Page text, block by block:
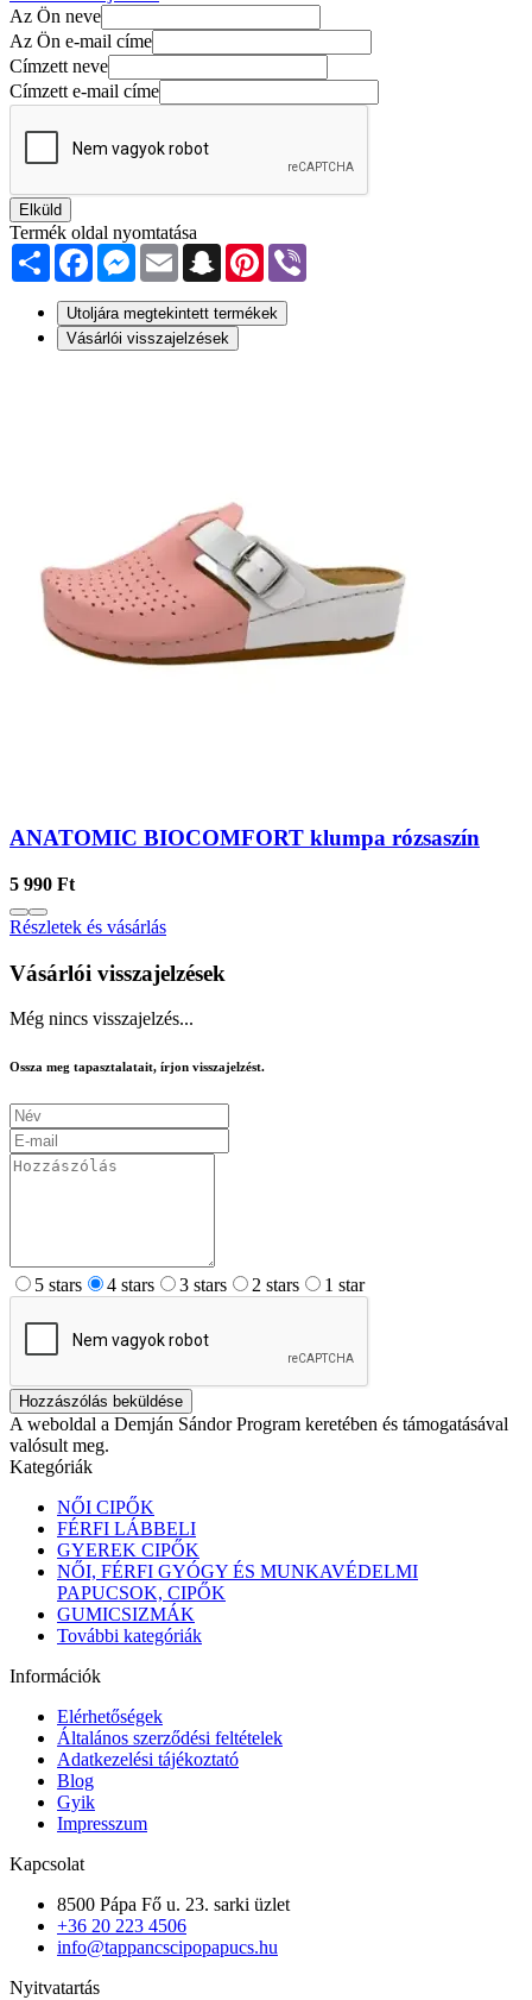
Az Ön neve
Az Ön e-mail címe
Címzett neve
Címzett e-mail címe
Elküld
Termék oldal nyomtatása
Share FacebookMessenger
Email SnapchatPinterest
Utoljára megtekintett termékek
Vásárlói visszajelzések
ANATOMIC BIOCOMFORT klumpa rózsaszín
5 990 Ft
Részletek és vásárlás
Vásárlói visszajelzések
Még nincs visszajelzés...
Ossza meg tapasztalatait, írjon visszajelzést.
5 stars 4 stars 3 stars 2 stars 1 star
Hozzászólás beküldése
A weboldal a Demján Sándor Program keretében és támogatásával
valósult meg.
Kategóriák
NŐI CIPŐK
FÉRFI LÁBBELI
GYEREK CIPŐK
NŐI, FÉRFI GYÓGY ÉS MUNKAVÉDELMI
PAPUCSOK, CIPŐK
GUMICSIZMÁK
További kategóriák
Információk
Elérhetőségek
Általános szerződési feltételek
Adatkezelési tájékoztató
Blog
Gyik
Impresszum
Kapcsolat
8500 Pápa Fő u. 23. sarki üzlet
+36 20 223 4506
info@tappancscipopapucs.hu
Nyitvatartás